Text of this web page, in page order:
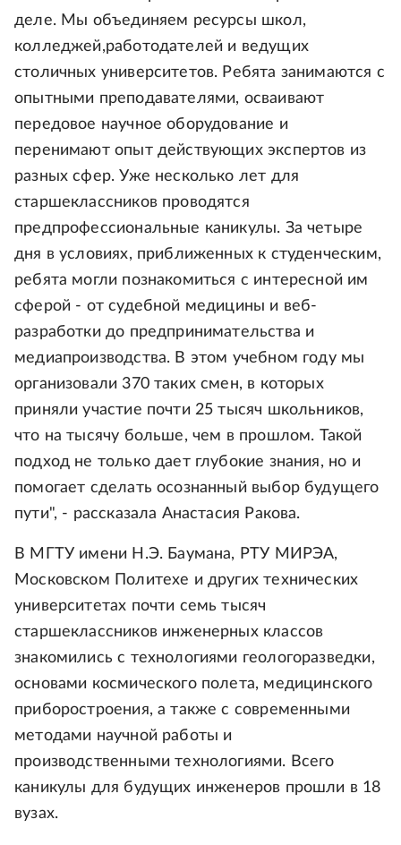
деле. Мы объединяем ресурсы школ,
колледжей,работодателей и ведущих
столичных университетов. Ребята занимаются с
опытными преподавателями, осваивают
передовое научное оборудование и
перенимают опыт действующих экспертов из
разных сфер. Уже несколько лет для
старшеклассников проводятся
предпрофессиональные каникулы. За четыре
дня в условиях, приближенных к студенческим,
ребята могли познакомиться с интересной им
сферой - от судебной медицины и веб-
разработки до предпринимательства и
медиапроизводства. В этом учебном году мы
организовали 370 таких смен, в которых
приняли участие почти 25 тысяч школьников,
что на тысячу больше, чем в прошлом. Такой
подход не только дает глубокие знания, но и
помогает сделать осознанный выбор будущего
пути", - рассказала Анастасия Ракова.
В МГТУ имени Н.Э. Баумана, РТУ МИРЭА,
Московском Политехе и других технических
университетах почти семь тысяч
старшеклассников инженерных классов
знакомились с технологиями геологоразведки,
основами космического полета, медицинского
приборостроения, а также с современными
методами научной работы и
производственными технологиями. Всего
каникулы для будущих инженеров прошли в 18
вузах.